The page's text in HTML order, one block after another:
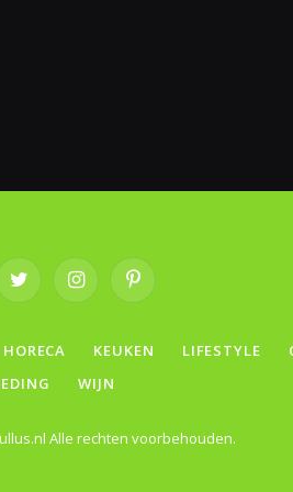
Twitter InstagramPinterest
HORECA KEUKEN LIFESTYLE
WIJN
Alle rechten voorbehouden.